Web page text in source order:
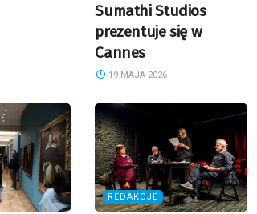
Sumathi Studios
prezentuje się w
Cannes
19 MAJA 2026
REDAKCJE